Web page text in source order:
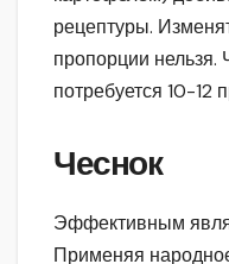
рецептуры.
пропорции нельзя.
потребуется 10-12
Чеснок
Эффективным
Применяя